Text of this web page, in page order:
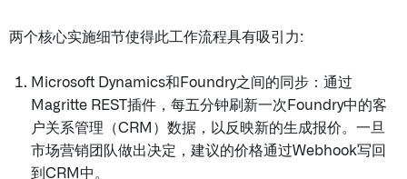
两个核心实施细节使得此工作流程具有吸引力:
Microsoft Dynamics和Foundry之间的同步：通过
Magritte REST插件，每五分钟刷新一次Foundry中的客
户关系管理（CRM）数据，以反映新的生成报价。一旦
市场营销团队做出决定，建议的价格通过Webhook写回
到CRM中。